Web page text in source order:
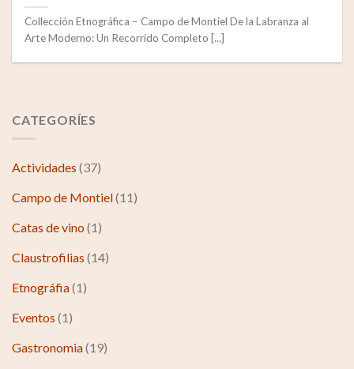
Collección Etnográfica – Campo de Montiel De la Labranza al
Arte Moderno: Un Recorrido Completo [...]
CATEGORÍES
Actividades (37)
Campo de Montiel(11)
Catas de vino (1)
Claustrofilias (14)
Etnográfia(1)
Eventos (1)
Gastronomia(19)